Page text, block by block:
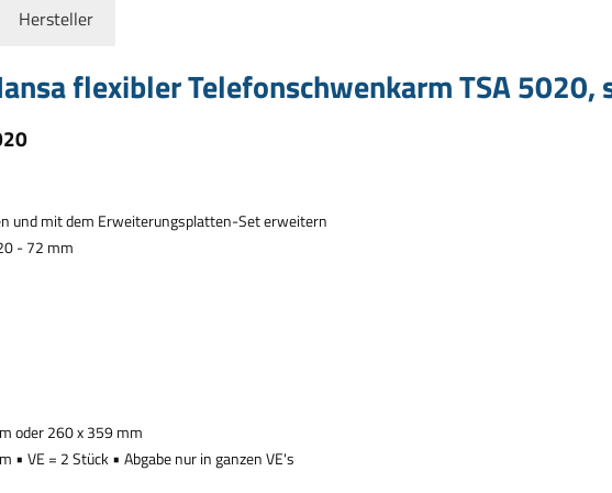
Hersteller
flexibler Telefonschwenkarm TSA 5020,
und mit dem Erweiterungsplatten-Set erweitern
- 72 mm
oder 260 x 359 mm
• VE = 2 Stück• Abgabe nur in ganzen VE's